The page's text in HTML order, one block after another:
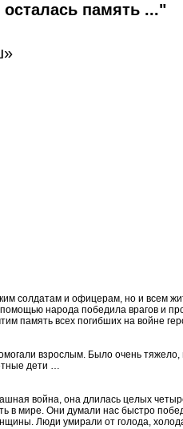
память ..."
солдатам и офицерам, но и всем
народа победила врагов и
память всех погибших на войне
взрослым. Было очень тяжело,
дети …
война, она длилась целых
мире. Они думали нас быстро
Люди умирали от голода,